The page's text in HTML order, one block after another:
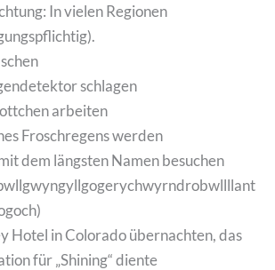
In vielen Regionen
schlagen
arbeiten
Froschregens werden
dem längsten Namen besuchen
Hotel in Colorado übernachten, das
für „Shining“ diente